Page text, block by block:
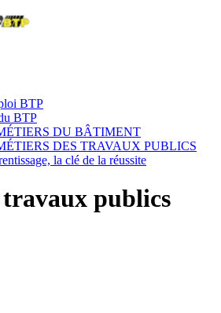
BTP
BTP
DU BÂTIMENT
DES TRAVAUX PUBLICS
la clé de la réussite
publics